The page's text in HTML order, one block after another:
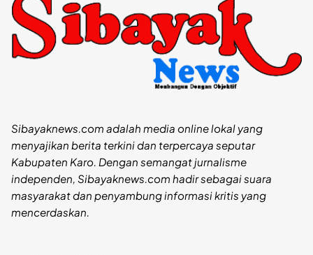
Sibayaknews.com adalah media online lokal yang
menyajikan berita terkini dan terpercaya seputar
Kabupaten Karo. Dengan semangat jurnalisme
independen, Sibayaknews.com hadir sebagai suara
masyarakat dan penyambung informasi kritis yang
mencerdaskan.